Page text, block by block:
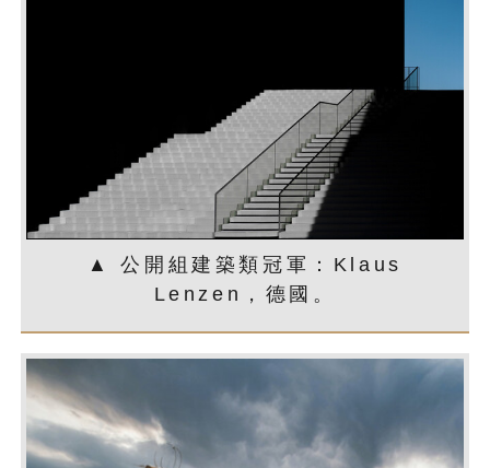
▲ 公開組建築類冠軍：Klaus
Lenzen，德國。